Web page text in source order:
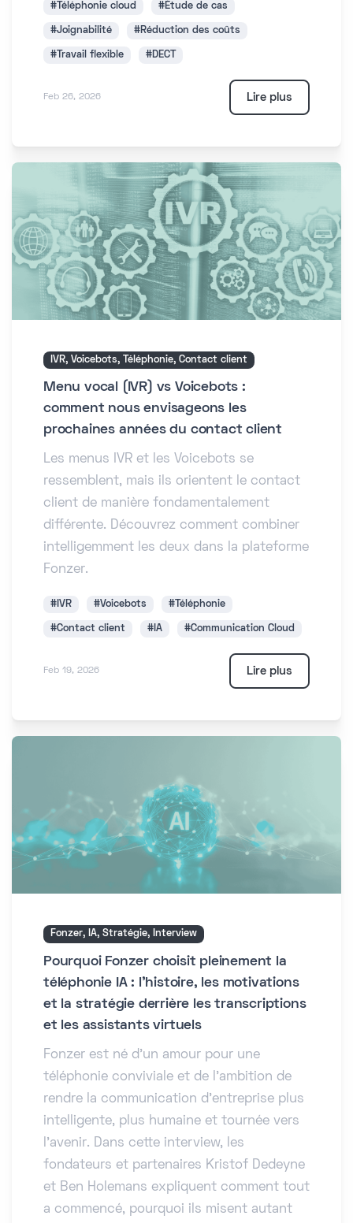
#Téléphonie cloud #Étude de cas
#Joignabilité #Réduction des coûts
#Travail flexible #DECT
Feb 26, 2026 Lire plus
IVR, Voicebots, Téléphonie, Contact client
Menu vocal (IVR) vs Voicebots :
comment nous envisageons les
prochaines années du contact client
Les menus IVR et les Voicebots se
ressemblent, mais ils orientent le contact
client de manière fondamentalement
différente. Découvrez comment combiner
intelligemment les deux dans la plateforme
Fonzer.
#IVR #Voicebots #Téléphonie
#Contact client #IA #Communication Cloud
Feb 19, 2026 Lire plus
Fonzer, IA, Stratégie, Interview
Pourquoi Fonzer choisit pleinement la
téléphonie IA : l’histoire, les motivations
et la stratégie derrière les transcriptions
et les assistants virtuels
Fonzer est né d’un amour pour une
téléphonie conviviale et de l’ambition de
rendre la communication d’entreprise plus
intelligente, plus humaine et tournée vers
l’avenir. Dans cette interview, les
fondateurs et partenaires Kristof Dedeyne
et Ben Holemans expliquent comment tout
a commencé, pourquoi ils misent autant